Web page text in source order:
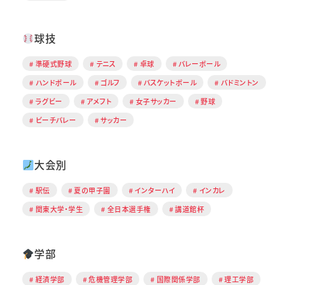
球技
準硬式野球 テニス 卓球
バレーボール
ハンドボール
ゴルフ バスケットボール
バドミントン
ラグビー
アメフト 女子サッカー
野球
ビーチバレー
サッカー
大会別
駅伝 夏の甲子園 インターハイ
インカレ
関東大学・学生
全日本選手権 講道館杯
学部
経済学部 危機管理学部 国際関係学部
理工学部